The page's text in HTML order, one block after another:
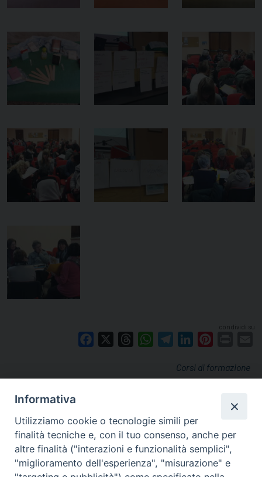
condividi su
Facebook ThreadsWhatsAppTelegramLinkedIn
Corsi di formazione
Informativa
Utilizziamo cookie o tecnologie simili per
finalità tecniche e, con il tuo consenso, anche per
altre finalità ("interazioni e funzionalità semplici",
"miglioramento dell'esperienza", "misurazione" e